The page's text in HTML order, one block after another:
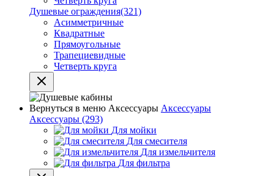
Душевые ограждения(321)
Асимметричные
Квадратные
Прямоугольные
Трапециевидные
Четверть круга
Вернуться в меню Аксессуары Аксессуары
Аксессуары (293)
Для мойки
Для смесителя
Для измельчителя
Для фильтра